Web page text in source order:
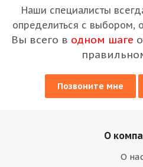
Наши специалисты
определиться с выбором,
Вы всего в одном шаге
Позвоните мне
О
О